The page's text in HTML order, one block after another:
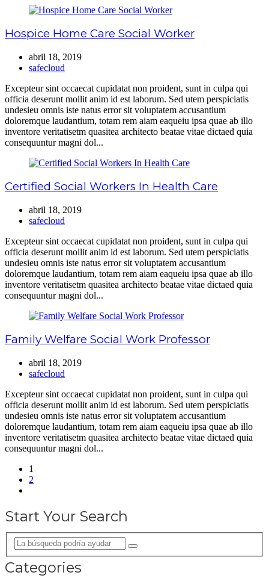
Hospice Home Care Social Worker
abril 18, 2019
safecloud
Excepteur sint occaecat cupidatat non proident, sunt in culpa qui
officia deserunt mollit anim id est laborum. Sed utem perspiciatis
undesieu omnis iste natus error sit voluptatem accusantium
doloremque laudantium, totam rem aiam eaqueiu ipsa quae ab illo
inventore veritatisetm quasitea architecto beatae vitae dictaed quia
consequuntur magni dol...
Certified Social Workers In Health Care
abril 18, 2019
safecloud
Excepteur sint occaecat cupidatat non proident, sunt in culpa qui
officia deserunt mollit anim id est laborum. Sed utem perspiciatis
undesieu omnis iste natus error sit voluptatem accusantium
doloremque laudantium, totam rem aiam eaqueiu ipsa quae ab illo
inventore veritatisetm quasitea architecto beatae vitae dictaed quia
consequuntur magni dol...
Family Welfare Social Work Professor
abril 18, 2019
safecloud
Excepteur sint occaecat cupidatat non proident, sunt in culpa qui
officia deserunt mollit anim id est laborum. Sed utem perspiciatis
undesieu omnis iste natus error sit voluptatem accusantium
doloremque laudantium, totam rem aiam eaqueiu ipsa quae ab illo
inventore veritatisetm quasitea architecto beatae vitae dictaed quia
consequuntur magni dol...
1
2
Start Your Search
Categories